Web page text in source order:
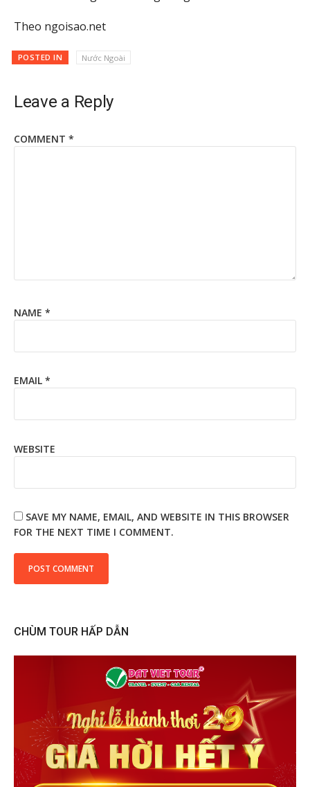
Theo ngoisao.net
POSTED IN Nước Ngoài
Leave a Reply
COMMENT *
NAME *
EMAIL *
WEBSITE
SAVE MY NAME, EMAIL, AND WEBSITE IN THIS BROWSER
FOR THE NEXT TIME I COMMENT.
CHÙM TOUR HẤP DẪN